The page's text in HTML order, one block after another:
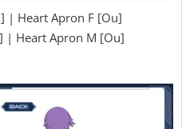
| Heart Apron F [Ou]
| Heart Apron M [Ou]